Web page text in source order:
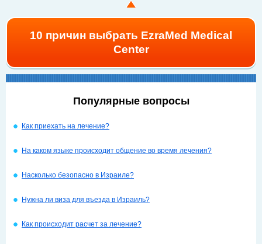
10 причин выбрать EzraMed Medical
Center
Популярные вопросы
Как приехать на лечение?
На каком языке происходит общение во время лечения?
Насколько безопасно в Израиле?
Нужна ли виза для въезда в Израиль?
Как происходит расчет за лечение?